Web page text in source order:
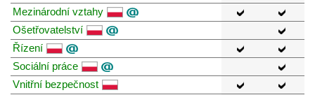
Mezinárodní vztahy
Ošetřovatelství
Řízení
Sociální práce
Vnitřní bezpečnost